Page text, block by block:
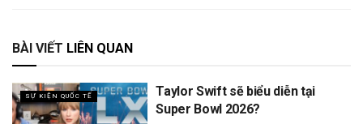
BÀI VIẾT LIÊN QUAN
SỰ KIỆN QUỐC TẾ
Taylor Swift sẽ biểu diễn tại
Super Bowl 2026?